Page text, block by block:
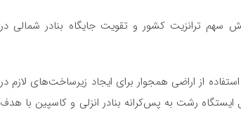
سهم ترانزیت کشور و تقویت جایگاه بنادر شمالی در
از اراضی همجوار برای ایجاد زیرساخت‌های لازم در
ایستگاه رشت به پس‌کرانه بنادر انزلی و کاسپین با هدف